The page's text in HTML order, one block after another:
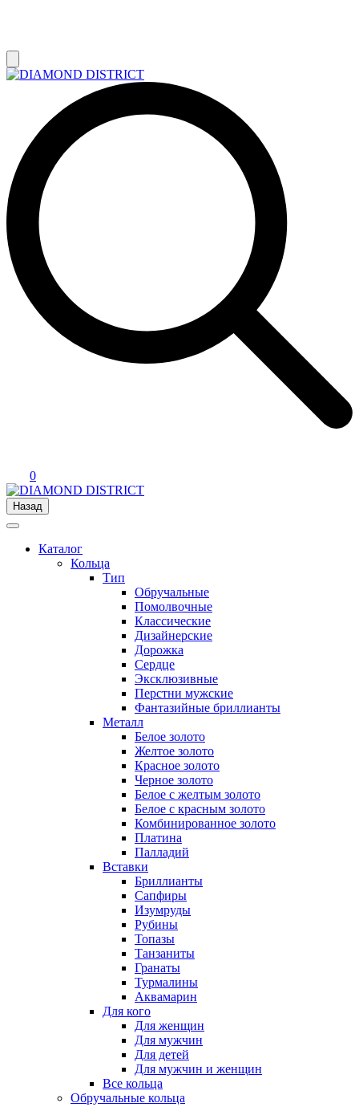
0
Назад
Каталог
Кольца
Тип
Обручальные
Помолвочные
Классические
Дизайнерские
Дорожка
Сердце
Эксклюзивные
Перстни мужские
Фантазийные бриллианты
Металл
Белое золото
Желтое золото
Красное золото
Черное золото
Белое с желтым золото
Белое с красным золото
Комбинированное золото
Платина
Палладий
Вставки
Бриллианты
Сапфиры
Изумруды
Рубины
Топазы
Танзаниты
Гранаты
Турмалины
Аквамарин
Для кого
Для женщин
Для мужчин
Для детей
Для мужчин и женщин
Все кольца
Обручальные кольца